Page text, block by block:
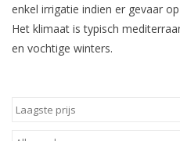
Aanbieding
enkel irrigatie indien er gevaar
Het klimaat is typisch
en vochtige winters.